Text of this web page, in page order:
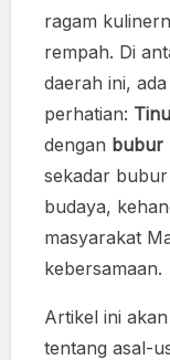
ragam
rempah. Di
daerah ini,
perhatian:
dengan bubur
sekadar
budaya,
masyarakat
kebersamaan.
Artikel ini
tentang asal-